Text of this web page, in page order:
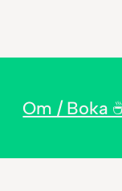
Om / Boka